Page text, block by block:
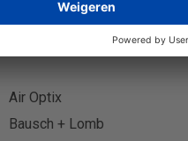
Air Optix
Bausch + Lomb